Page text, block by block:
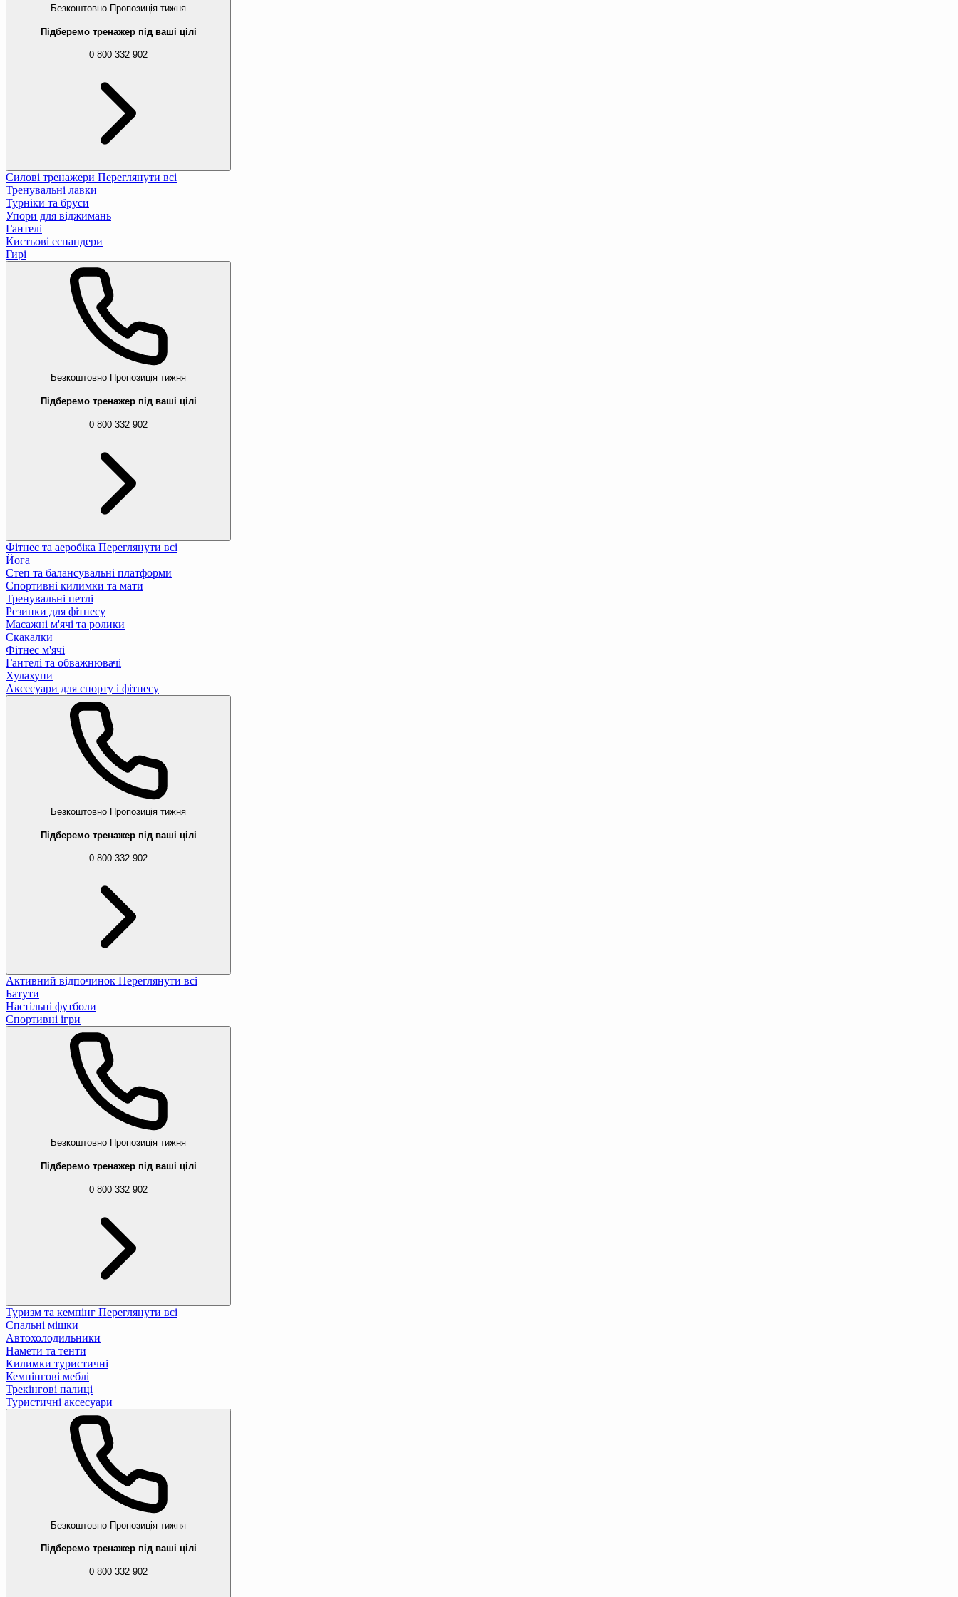
Безкоштовно Пропозиція тижня
Підберемо тренажер під ваші цілі
0 800 332 902
Силові тренажери Переглянути всі
Тренувальні лавки
Турніки та бруси
Упори для віджимань
Гантелі
Кистьові еспандери
Гирі
Безкоштовно Пропозиція тижня
Підберемо тренажер під ваші цілі
0 800 332 902
Фітнес та аеробіка Переглянути всі
Йога
Степ та балансувальні платформи
Спортивні килимки та мати
Тренувальні петлі
Резинки для фітнесу
Масажні м'ячі та ролики
Скакалки
Фітнес м'ячі
Гантелі та обважнювачі
Хулахупи
Аксесуари для спорту і фітнесу
Безкоштовно Пропозиція тижня
Підберемо тренажер під ваші цілі
0 800 332 902
Активний відпочинок Переглянути всі
Батути
Настільні футболи
Спортивні ігри
Безкоштовно Пропозиція тижня
Підберемо тренажер під ваші цілі
0 800 332 902
Туризм та кемпінг Переглянути всі
Спальні мішки
Автохолодильники
Намети та тенти
Килимки туристичні
Кемпінгові меблі
Трекінгові палиці
Туристичні аксесуари
Безкоштовно Пропозиція тижня
Підберемо тренажер під ваші цілі
0 800 332 902